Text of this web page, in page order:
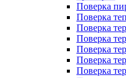
Поверка
Поверка
Поверка
Поверка
Поверка
Поверка
Поверка